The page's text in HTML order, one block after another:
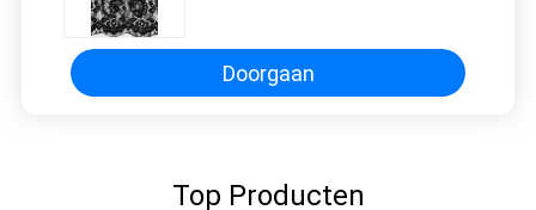
Doorgaan
Top Producten